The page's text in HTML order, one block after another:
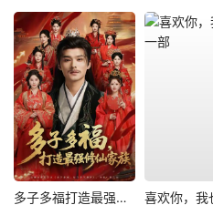
多子多福打造最强修仙家族